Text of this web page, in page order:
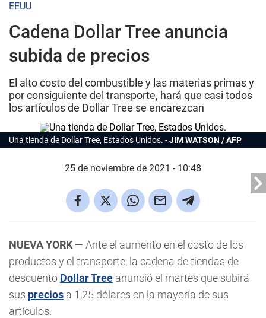
EEUU
Cadena Dollar Tree anuncia
subida de precios
El alto costo del combustible y las materias primas y
por consiguiente del transporte, hará que casi todos
los artículos de Dollar Tree se encarezcan
Una tienda de Dollar Tree, Estados Unidos. JIM WATSON / AFP
25 de noviembre de 2021 - 10:48
NUEVA YORK — Ante el aumento en el costo de los
productos y el transporte, la cadena de tiendas de
descuento Dollar Tree anunció el martes que subirá
sus precios a 1,25 dólares en la mayoría de sus
artículos.